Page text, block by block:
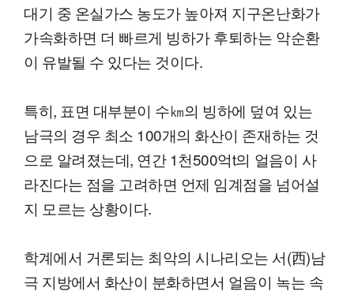
대기 중 온실가스 농도가 높아져 지구온난화가
가속화하면 더 빠르게 빙하가 후퇴하는 악순환
이 유발될 수 있다는 것이다.
특히, 표면 대부분이 수㎞의 빙하에 덮여 있는
남극의 경우 최소 100개의 화산이 존재하는 것
으로 알려졌는데, 연간 1천500억t의 얼음이 사
라진다는 점을 고려하면 언제 임계점을 넘어설
지 모르는 상황이다.
학계에서 거론되는 최악의 시나리오는 서(西)남
극 지방에서 화산이 분화하면서 얼음이 녹는 속